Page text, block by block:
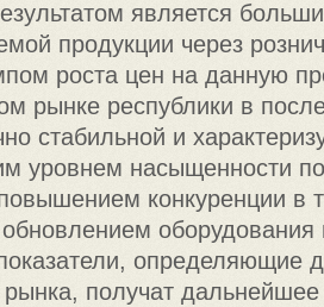
является
продукции через
роста цен на данную
рынке республики в
стабильной и
уровнем насыщенности
конкуренции в
оборудования
определяющие
рынка, получат